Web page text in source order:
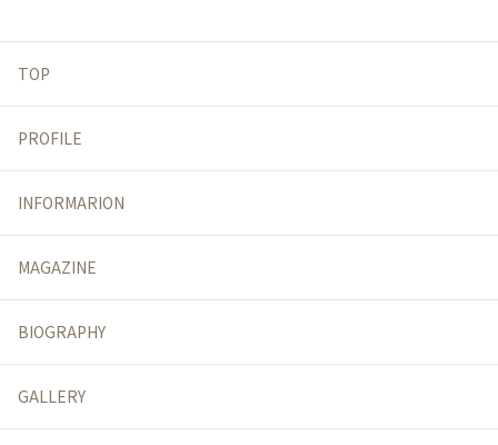
TOP
PROFILE
INFORMARION
MAGAZINE
BIOGRAPHY
GALLERY